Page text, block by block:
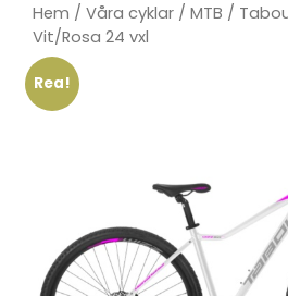
Hem / Våra cyklar / MTB /
Vit/Rosa 24 vxl
Rea!